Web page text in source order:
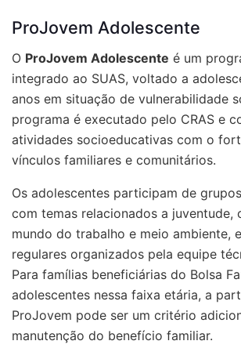
ProJovem Adolescente
O ProJovem Adolescente é um
integrado ao SUAS, voltado a
anos em situação de vulnerabilidade
programa é executado pelo CRAS e
atividades socioeducativas com o
vínculos familiares e comunitários.
Os adolescentes participam de
com temas relacionados a juventude,
mundo do trabalho e meio ambiente,
regulares organizados pela equipe
Para famílias beneficiárias do Bolsa
adolescentes nessa faixa etária, a
ProJovem pode ser um critério
manutenção do benefício familiar.